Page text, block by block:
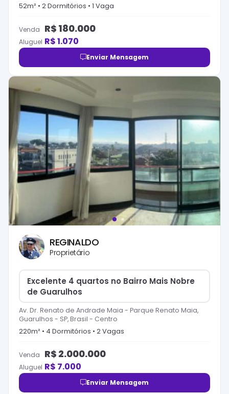
52m² • 2Dormitórios • 1 Vaga
Venda R$ 180.000
Aluguel R$1.070
Enviar Mensagem
REGINALDO
Proprietário
Excelente 4 quartos no Bairro Mais Nobre
de Guarulhos
Av. Dr. Renato de Andrade Maia - Parque Renato Maia,
Guarulhos - SP, Brasil - Centro
220m² • 4 Dormitórios • 2Vagas
Venda R$ 2.000.000
Aluguel R$ 7.000
Enviar Mensagem